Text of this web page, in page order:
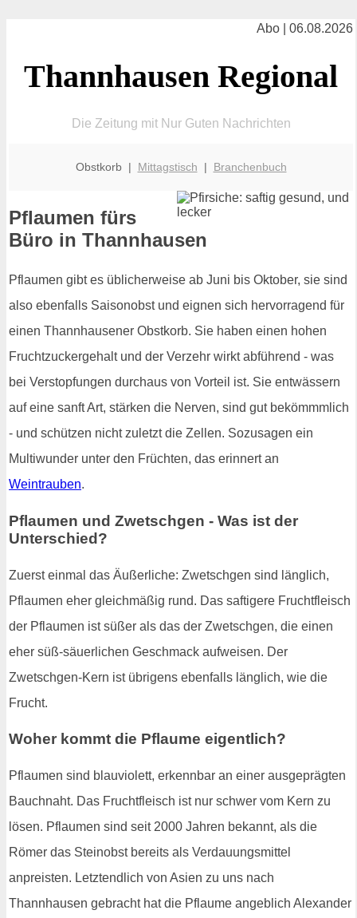
Abo | 06.08.2026
Thannhausen Regional
Die Zeitung mit Nur Guten Nachrichten
Obstkorb | Mittagstisch | Branchenbuch
Pflaumen fürs
Büro in Thannhausen
Pflaumen gibt es üblicherweise ab Juni bis Oktober, sie sind
also ebenfalls Saisonobst und eignen sich hervorragend für
einen Thannhausener Obstkorb. Sie haben einen hohen
Fruchtzuckergehalt und der Verzehr wirkt abführend - was
bei Verstopfungen durchaus von Vorteil ist. Sie entwässern
auf eine sanft Art, stärken die Nerven, sind gut bekömmmlich
- und schützen nicht zuletzt die Zellen. Sozusagen ein
Multiwunder unter den Früchten, das erinnert an
Weintrauben.
Pflaumen und Zwetschgen - Was ist der
Unterschied?
Zuerst einmal das Äußerliche: Zwetschgen sind länglich,
Pflaumen eher gleichmäßig rund. Das saftigere Fruchtfleisch
der Pflaumen ist süßer als das der Zwetschgen, die einen
eher süß-säuerlichen Geschmack aufweisen. Der
Zwetschgen-Kern ist übrigens ebenfalls länglich, wie die
Frucht.
Woher kommt die Pflaume eigentlich?
Pflaumen sind blauviolett, erkennbar an einer ausgeprägten
Bauchnaht. Das Fruchtfleisch ist nur schwer vom Kern zu
lösen. Pflaumen sind seit 2000 Jahren bekannt, als die
Römer das Steinobst bereits als Verdauungsmittel
anpreisten. Letztendlich von Asien zu uns nach
Thannhausen gebracht hat die Pflaume angeblich Alexander